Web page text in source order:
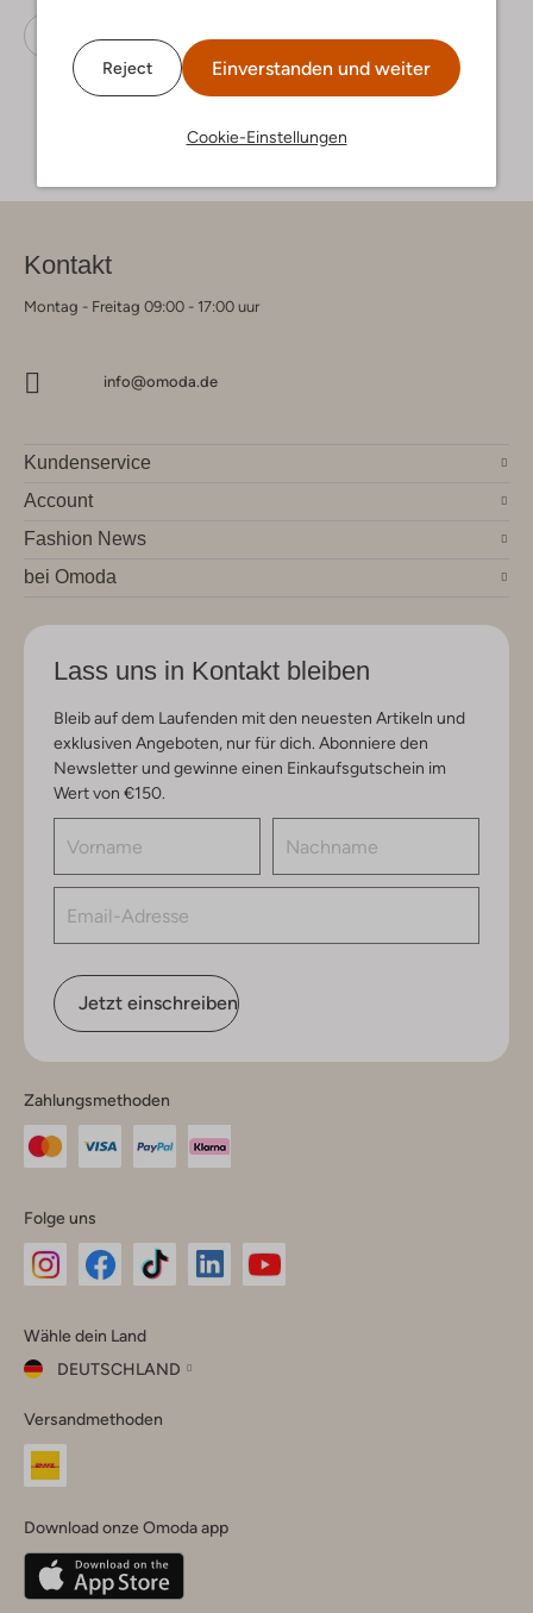
Reject Einverstanden und weiter
Cookie-Einstellungen
Espadrilles Ayana Wildleder
Kontakt
Montag - Freitag 09:00 - 17:00 uur
info@omoda.de
Kundenservice
Account
Fashion News
bei Omoda
Lass uns in Kontakt bleiben
Bleib auf dem Laufenden mit den neuesten Artikeln und
exklusiven Angeboten, nur für dich. Abonniere den
Newsletter und gewinne einen Einkaufsgutschein im
Wert von €150.
Jetzt einschreiben
Zahlungsmethoden
Folge uns
Instagram
Facebook
TikTok
Wähle dein Land
DEUTSCHLAND
dein
Land
Belgique(Français)
Deutschland
Versandmethoden
Download onze Omoda app